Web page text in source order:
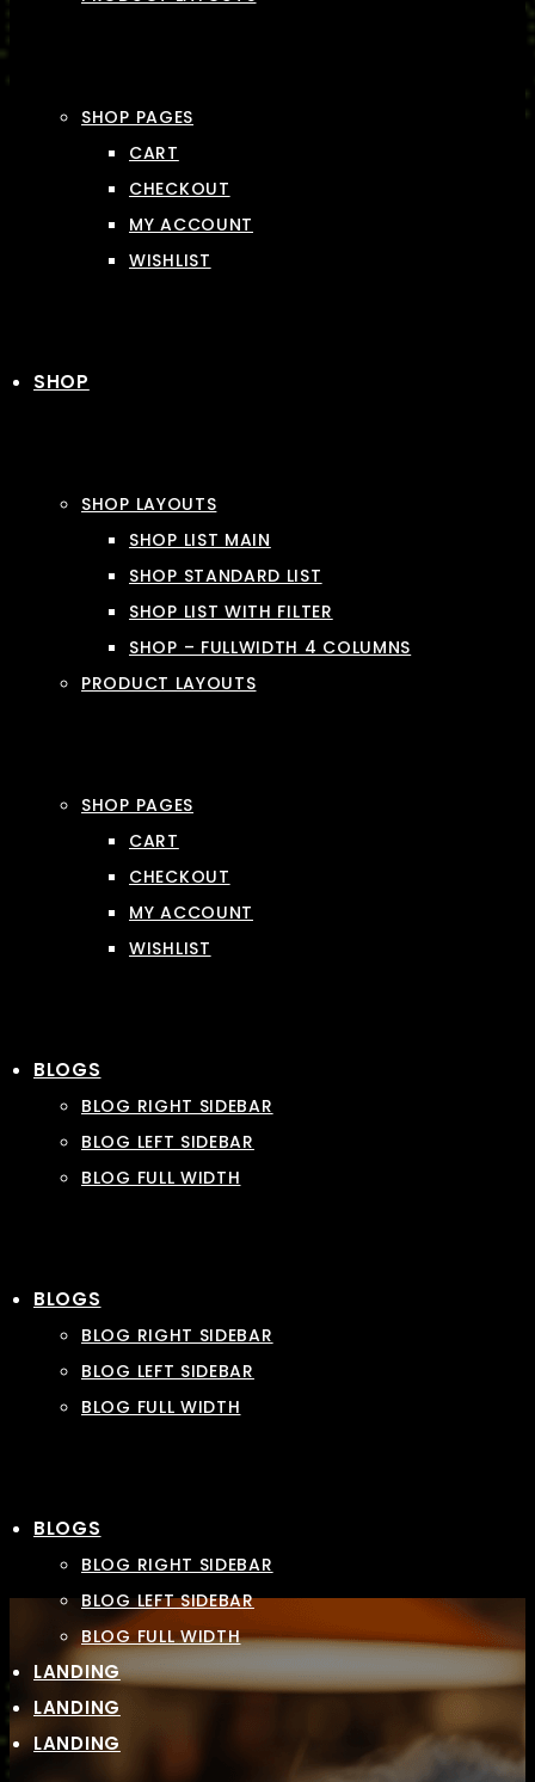
SHOP PAGES
CART
CHECKOUT
MY ACCOUNT
WISHLIST
SHOP
SHOP LAYOUTS
SHOP LIST MAIN
SHOP STANDARD LIST
SHOP LIST WITH FILTER
SHOP – FULLWIDTH 4 COLUMNS
PRODUCT LAYOUTS
SHOP PAGES
CART
CHECKOUT
MY ACCOUNT
WISHLIST
BLOGS
BLOG RIGHT SIDEBAR
BLOG LEFT SIDEBAR
BLOG FULL WIDTH
BLOGS
BLOG RIGHT SIDEBAR
BLOG LEFT SIDEBAR
BLOG FULL WIDTH
BLOGS
BLOG RIGHT SIDEBAR
BLOG LEFT SIDEBAR
BLOG FULL WIDTH
LANDING
LANDING
LANDING